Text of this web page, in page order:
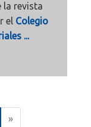
la revista
el Colegio
...
»